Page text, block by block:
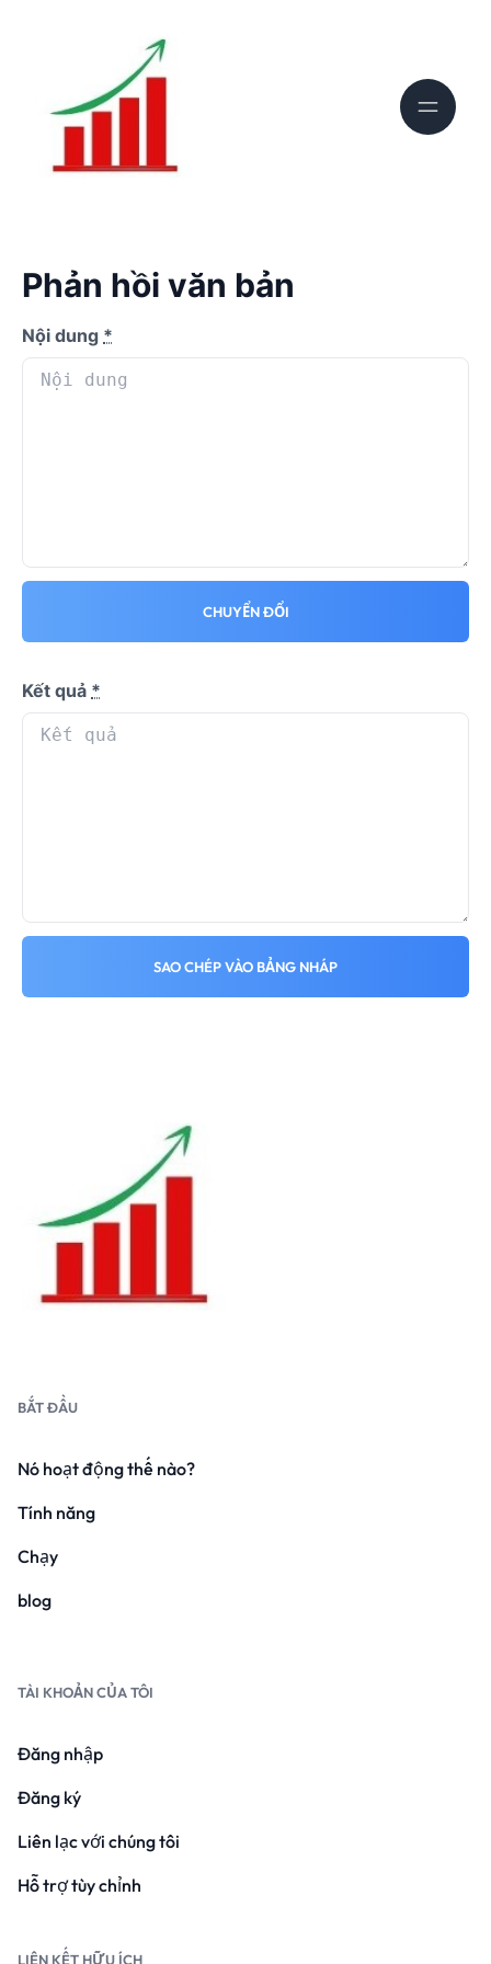
Phản hồi văn bản
Nội dung *
CHUYỂN ĐỔI
Kết quả *
SAO CHÉP VÀO BẢNG NHÁP
BẮT ĐẦU
Nó hoạt động thế nào?
Tính năng
Chạy
blog
TÀI KHOẢN CỦA TÔI
Đăng nhập
Đăng ký
Liên lạc với chúng tôi
Hỗ trợ tùy chỉnh
LIÊN KẾT HỮU ÍCH